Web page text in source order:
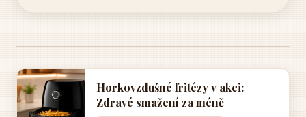
Horkovzdušné fritézy v akci:
Zdravé smažení za méně